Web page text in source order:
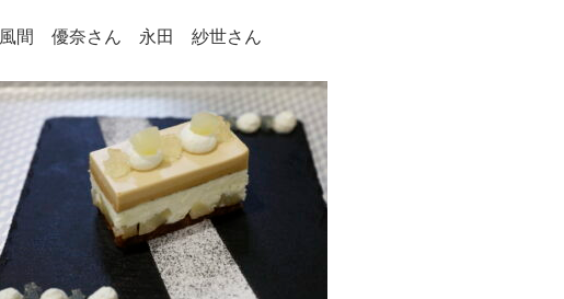
⾵間 優奈さん 永⽥ 紗世さん